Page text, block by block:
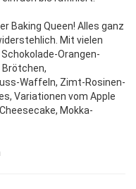
Baking Queen! Alles ganz
Mit vielen
Orangen-
Waffeln, Zimt-Rosinen-
Variationen vom Apple
Mokka-